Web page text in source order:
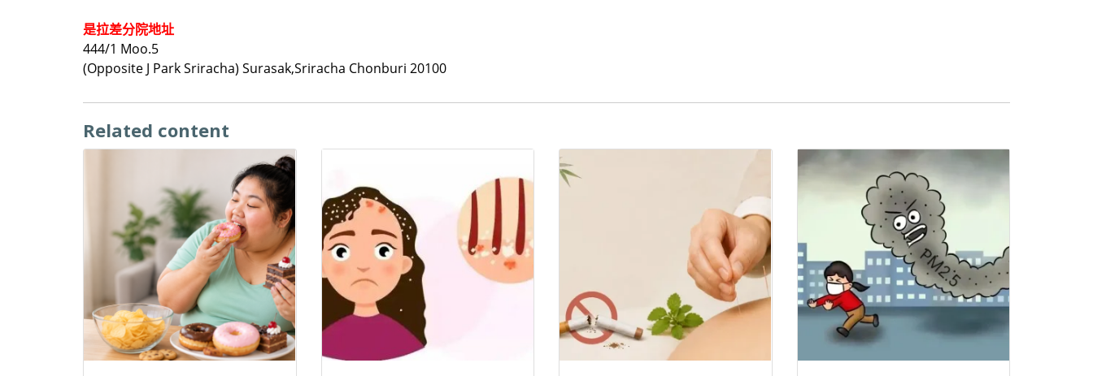
是拉差分院地址
444/1 Moo.5
(Opposite J Park Sriracha) Surasak,Sriracha Chonburi 20100
Related content